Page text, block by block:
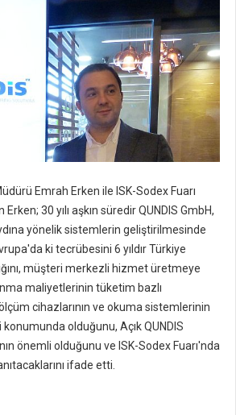
Emrah Erken ile ISK-Sodex Fuarı
30 yılı aşkın süredir QUNDIS GmbH,
yönelik sistemlerin geliştirilmesinde
ki tecrübesini 6 yıldır Türkiye
müşteri merkezli hizmet üretmeye
maliyetlerinin tüketim bazlı
cihazlarının ve okuma sistemlerinin
olduğunu, Açık QUNDIS
önemli olduğunu ve ISK-Sodex Fuarı'nda
ifade etti.